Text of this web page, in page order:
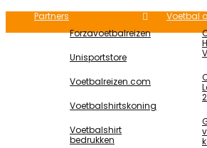
Partners
Forzavoetbalreizen
Unisportstore
Voetbalreizen.com
Voetbalshirtskoning
Voetbalshirt
bedrukken
Voetbal